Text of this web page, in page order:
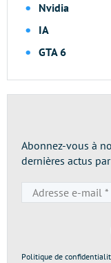
Nvidia
IA
GTA 6
Abonnez-vous à
dernières actus
Politique de